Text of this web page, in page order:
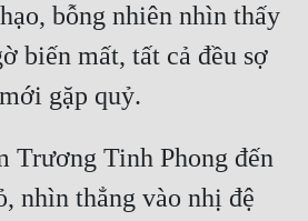
bỗng nhiên nhìn thấy
biến mất, tất cả đều sợ
Trương Tinh Phong đến
nhìn thẳng vào nhị đệ